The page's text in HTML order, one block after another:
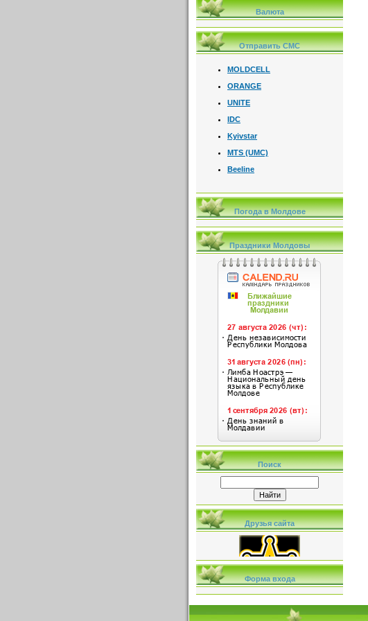
Валюта
Отправить СМС
MOLDCELL
ORANGE
UNITE
IDC
Kyivstar
MTS (UMC)
Beeline
Погода в Молдове
Праздники Молдовы
Поиск
Друзья сайта
Форма входа